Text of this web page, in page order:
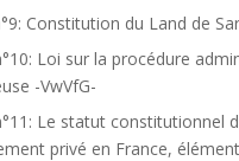
Constitution du Land de
Loi sur la procédure
-VwVfG-
Le statut constitutionnel
privé en France,